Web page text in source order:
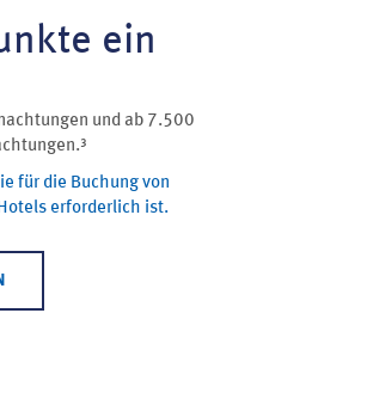
ein
und ab 7.500
für die Buchung von
erforderlich ist.